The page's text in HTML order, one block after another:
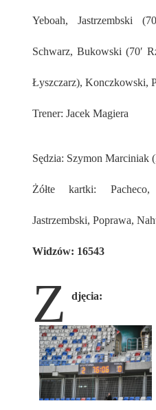
Yeboah, Jastrzembski
Schwarz, Bukowski (70′
Łyszczarz), Konczkowski,
Trener: Jacek Magiera
Sędzia: Szymon Marciniak
Żółte kartki:
Jastrzembski, Poprawa,
Widzów: 16543
Z djęcia: